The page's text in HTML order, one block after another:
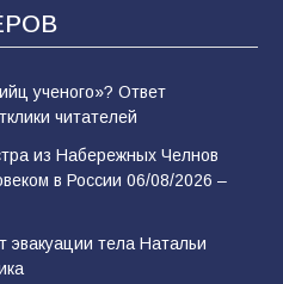
ученого»? Ответ
читателей
из Набережных Челнов
в России 06/08/2026 –
эвакуации тела Натальи